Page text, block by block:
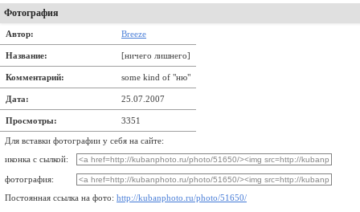
Фотография
Автор: Breeze
Название: [ничего лишнего]
Комментарий: some kind of "ню"
Дата: 25.07.2007
Просмотры: 3351
Для вставки фотографии у себя на сайте:
иконка с сылкой:
фотография:
Постоянная ссылка на фото: http://kubanphoto.ru/photo/51650/